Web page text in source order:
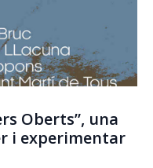
Oberts”, una
i experimentar